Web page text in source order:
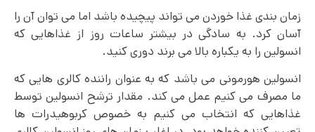
زمان بندی غذا خوردن می‌ تواند پیچیده باشد اما می‌ توان آن را
آسان کرد. به سادگی در بیشتر ساعات روز از غذاهایی که
انسولین را به یکباره بالا می‌ برند دوری کنید.
انسولین هورمونی می باشد که به عنوان راننده کالری هایی که
ما مصرف می کنیم عمل می کند. مقدار ترشح انسولین توسط
غذاهایی که انتخاب می کنیم به خصوص کربوهیدرات ها